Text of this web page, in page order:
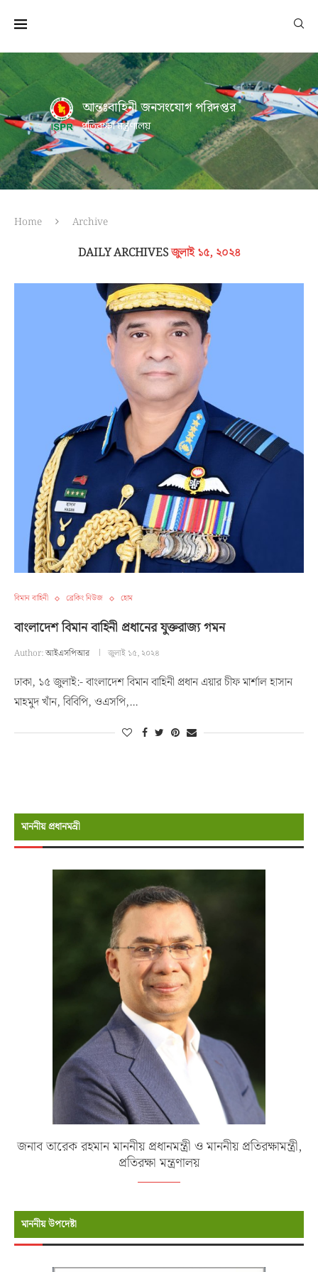
আন্তঃবাহিনী জনসংযোগ পরিদপ্তর
প্রতিরক্ষা মন্ত্রণালয়
Home Archive
DAILY ARCHIVESজুলাই ১৫, ২০২৪
বিমান বাহিনী ব্রেকিং নিউজ হোম
বাংলাদেশ বিমান বাহিনী প্রধানের যুক্তরাজ্য গমন
Author:আইএসপিআর জুলাই ১৫, ২০২৪
ঢাকা, ১৫ জুলাই:- বাংলাদেশ বিমান বাহিনী প্রধান এয়ার চীফ মার্শাল হাসান
মাহমুদ খাঁন, বিবিপি, ওএসপি,…
মাননীয় প্রধানমন্রী
জনাব তারেক রহমান মাননীয় প্রধানমন্ত্রী ও মাননীয় প্রতিরক্ষামন্ত্রী,
প্রতিরক্ষা মন্ত্রণালয়
মাননীয় উপদেষ্টা